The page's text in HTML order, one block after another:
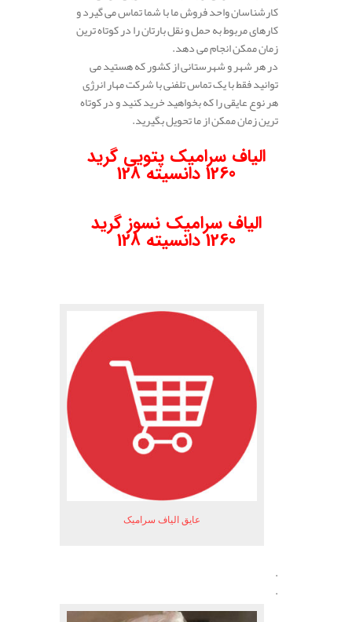
کارشناسان واحد فروش ما با شما تماس می گیرد و
کارهای مربوط به حمل و نقل بارتان را در کوتاه ترین
زمان ممکن انجام می دهد.
در هر شهر و شهرستانی از کشور که هستید می
توانید فقط با یک تماس تلفنی با شرکت مهار انرژی
هر نوع عایقی را که بخواهید خرید کنید و در کوتاه
ترین زمان ممکن از ما تحویل بگیرید.
الیاف سرامیک پتویی گرید
1260 دانسیته 128
الیاف سرامیک نسوز گرید
1260 دانسیته 128
عایق الیاف سرامیک
.
.